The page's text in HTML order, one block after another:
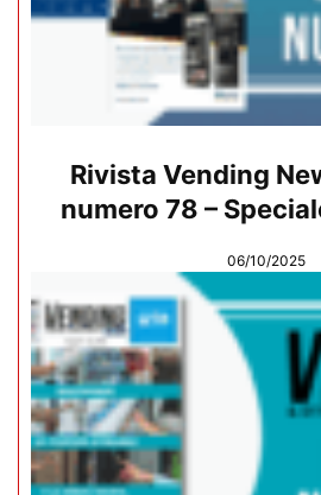
Rivista Vending
numero 78 –
06/10/2025